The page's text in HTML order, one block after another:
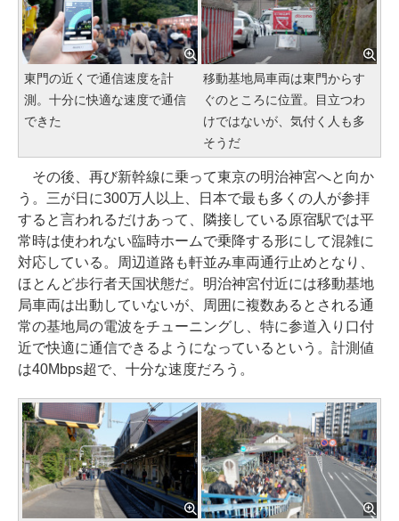
東門の近くで通信速度を計
測。十分に快適な速度で通信
できた
移動基地局車両は東門からす
ぐのところに位置。目立つわ
けではないが、気付く人も多
そうだ
その後、再び新幹線に乗って東京の明治神宮へと向か
う。三が日に300万人以上、日本で最も多くの人が参拝
すると言われるだけあって、隣接している原宿駅では平
常時は使われない臨時ホームで乗降する形にして混雑に
対応している。周辺道路も軒並み車両通行止めとなり、
ほとんど歩行者天国状態だ。明治神宮付近には移動基地
局車両は出動していないが、周囲に複数あるとされる通
常の基地局の電波をチューニングし、特に参道入り口付
近で快適に通信できるようになっているという。計測値
は40Mbps超で、十分な速度だろう。